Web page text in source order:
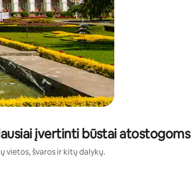
įvertinti būstai atostogoms
vietos, švaros ir kitų dalykų.